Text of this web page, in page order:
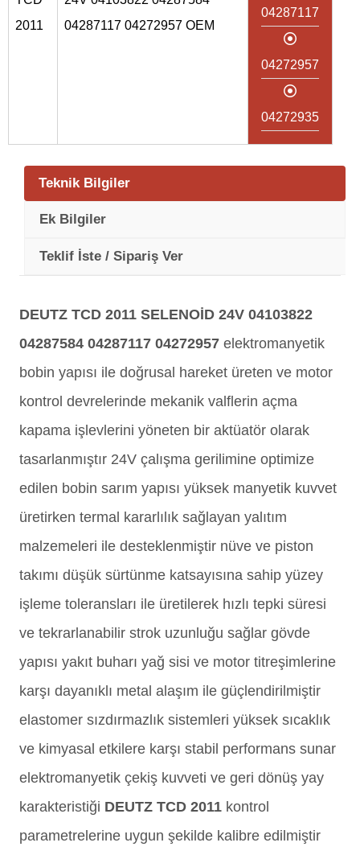
2011
04287117 04272957 OEM
04287117
04272957
04272935
Teknik Bilgiler
Ek Bilgiler
Teklif İste / Sipariş Ver
DEUTZ TCD 2011 SELENOİD 24V 04103822
04287584 04287117 04272957 elektromanyetik
bobin yapısı ile doğrusal hareket üreten ve motor
kontrol devrelerinde mekanik valflerin açma
kapama işlevlerini yöneten bir aktüatör olarak
tasarlanmıştır 24V çalışma gerilimine optimize
edilen bobin sarım yapısı yüksek manyetik kuvvet
üretirken termal kararlılık sağlayan yalıtım
malzemeleri ile desteklenmiştir nüve ve piston
takımı düşük sürtünme katsayısına sahip yüzey
işleme toleransları ile üretilerek hızlı tepki süresi
ve tekrarlanabilir strok uzunluğu sağlar gövde
yapısı yakıt buharı yağ sisi ve motor titreşimlerine
karşı dayanıklı metal alaşım ile güçlendirilmiştir
elastomer sızdırmazlık sistemleri yüksek sıcaklık
ve kimyasal etkilere karşı stabil performans sunar
elektromanyetik çekiş kuvveti ve geri dönüş yay
karakteristiği DEUTZ TCD 2011 kontrol
parametrelerine uygun şekilde kalibre edilmiştir